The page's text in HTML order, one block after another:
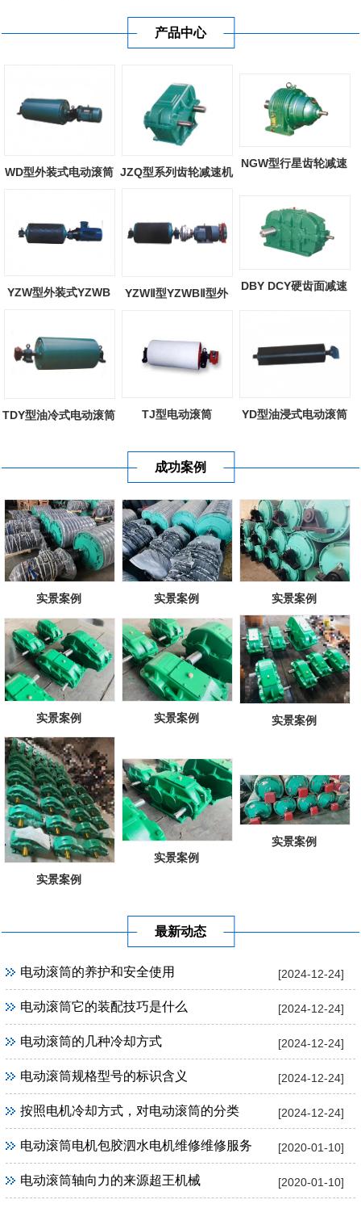
为本'的经营理念。不断加大科技投...
[查看详情]
产品中心
WD型外装式电动滚筒 JZQ型系列齿轮减速机
NGW型行星齿轮减速
YZW型外装式YZWB
YZWⅡ型YZWBⅡ型外
DBY DCY硬齿面减速
TDY型油冷式电动滚筒 TJ型电动滚筒 YD型油浸式电动滚筒
成功案例
实景案例 实景案例 实景案例
实景案例 实景案例 实景案例
实景案例
实景案例
实景案例
最新动态
[2024-12-24]
电动滚筒的养护和安全使用
[2024-12-24]
电动滚筒它的装配技巧是什么
[2024-12-24]
电动滚筒的几种冷却方式
[2024-12-24]
电动滚筒规格型号的标识含义
[2024-12-24]
按照电机冷却方式，对电动滚筒的分类
[2020-01-10]
电动滚筒电机包胶泗水电机维修维修服务
[2020-01-10]
电动滚筒轴向力的来源超王机械